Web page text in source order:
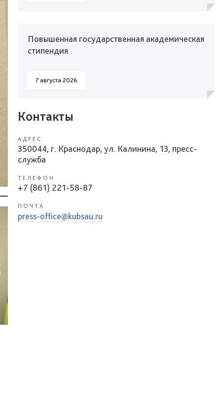
Повышенная государственная академическая
стипендия
7 августа 2026
Контакты
АДРЕС
350044, г. Краснодар, ул. Калинина, 13, пресс-
служба
ТЕЛЕФОН
+7 (861) 221-58-87
ПОЧТА
press-office@kubsau.ru